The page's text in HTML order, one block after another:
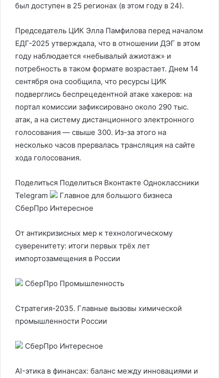
был доступен в 25 регионах (в этом году в 24).
Председатель ЦИК Элла Памфилова перед началом
ЕДГ-2025 утверждала, что в отношении ДЭГ в этом
году наблюдается «небывалый ажиотаж» и
потребность в таком формате возрастает. Днем 14
сентября она сообщила, что ресурсы ЦИК
подверглись беспрецедентной атаке хакеров: на
портал комиссии зафиксировано около 290 тыс.
атак, а на систему дистанционного электронного
голосования — свыше 300. Из-за этого на
несколько часов прервалась трансляция на сайте
хода голосования.
Поделиться Поделиться Вконтакте Одноклассники
Telegram
Главное для большого бизнеса
СберПро Интересное
От антикризисных мер к технологическому
суверенитету: итоги первых трёх лет
импортозамещения в России
СберПро Промышленность
Стратегия-2035. Главные вызовы химической
промышленности России
СберПро Интересное
AI-этика в финансах: баланс между инновациями и